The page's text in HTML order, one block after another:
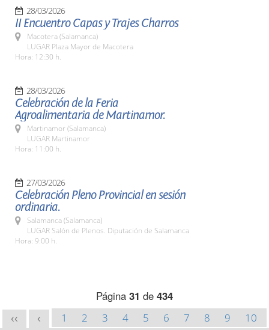
28/03/2026
II Encuentro Capas y Trajes Charros
Macotera (Salamanca)
LUGAR Plaza Mayor de Macotera
Hora: 12:30 h.
28/03/2026
Celebración de la Feria
Agroalimentaria de Martinamor.
Martinamor (Salamanca)
LUGAR Martinamor
Hora: 11:00 h.
27/03/2026
Celebración Pleno Provincial en sesión
ordinaria.
Salamanca (Salamanca)
LUGAR Salón de Plenos. Diputación de Salamanca
Hora: 9:00 h.
Página 31 de 434
<< < 1 2 3 4 5 6 7 8 9
10